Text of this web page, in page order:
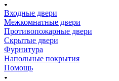
Входные двери
Межкомнатные двери
Противопожарные двери
Скрытые двери
Фурнитура
Напольные покрытия
Помощь